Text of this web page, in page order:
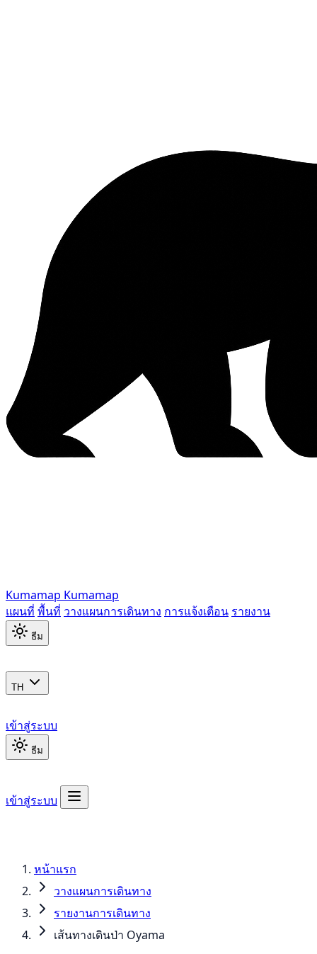
Kumamap Kumamap
แผนที่ พื้นที่ วางแผนการเดินทาง การแจ้งเตือน รายงาน
ธีม
TH
เข้าสู่ระบบ
ธีม
เข้าสู่ระบบ
หน้าแรก
วางแผนการเดินทาง
รายงานการเดินทาง
เส้นทางเดินป่า Oyama